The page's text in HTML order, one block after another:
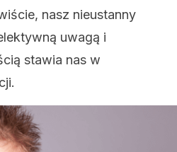
nasz nieustanny
uwagą i
stawia nas w